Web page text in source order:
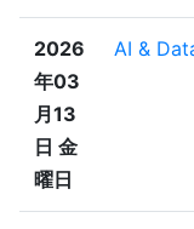
2026
年03
月13
日 金
曜日
AI &